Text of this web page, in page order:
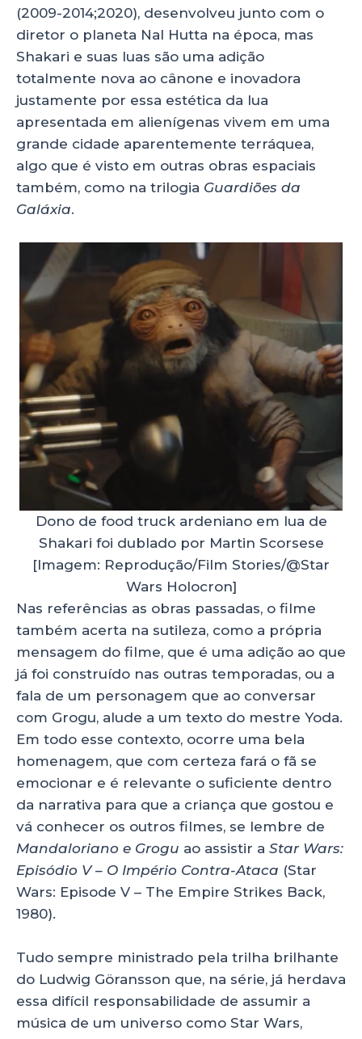
(2009-2014;2020), desenvolveu junto com o
diretor o planeta Nal Hutta na época, mas
Shakari e suas luas são uma adição
totalmente nova ao cânone e inovadora
justamente por essa estética da lua
apresentada em alienígenas vivem em uma
grande cidade aparentemente terráquea,
algo que é visto em outras obras espaciais
também, como na trilogia Guardiões da
Galáxia.
Dono de food truck ardeniano em lua de
Shakari foi dublado por Martin Scorsese
[Imagem: Reprodução/Film Stories/@Star
Wars Holocron]
Nas referências as obras passadas, o filme
também acerta na sutileza, como a própria
mensagem do filme, que é uma adição ao que
já foi construído nas outras temporadas, ou a
fala de um personagem que ao conversar
com Grogu, alude a um texto do mestre Yoda.
Em todo esse contexto, ocorre uma bela
homenagem, que com certeza fará o fã se
emocionar e é relevante o suficiente dentro
da narrativa para que a criança que gostou e
vá conhecer os outros filmes, se lembre de
Mandaloriano e Grogu ao assistir a Star Wars:
Episódio V – O Império Contra-Ataca (Star
Wars: Episode V – The Empire Strikes Back,
1980).
Tudo sempre ministrado pela trilha brilhante
do Ludwig Göransson que, na série, já herdava
essa difícil responsabilidade de assumir a
música de um universo como Star Wars,